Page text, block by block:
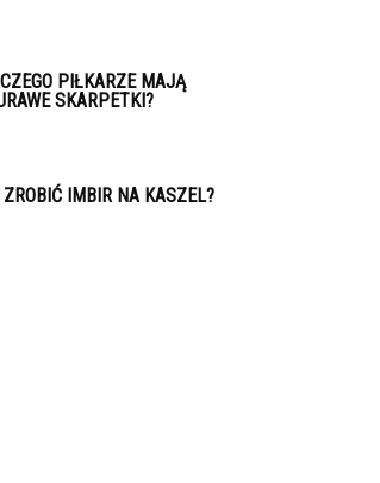
PIŁKARZE MAJĄ
SKARPETKI?
IMBIR NA KASZEL?